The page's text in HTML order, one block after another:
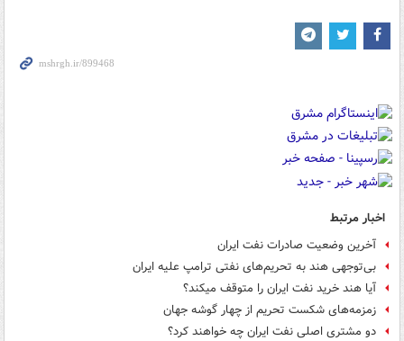
اخبار مرتبط
آخرین وضعیت صادرات نفت ایران
بی‌توجهی هند به تحریم‌های نفتی ترامپ علیه ایران
آیا هند خرید نفت ایران را متوقف می‎کند؟
زمزمه‌های شکست تحریم از چهار گوشه جهان
دو مشتری اصلی نفت ایران چه خواهند کرد؟